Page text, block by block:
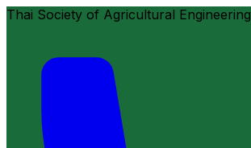
Thai Society of Agricultural Engineering